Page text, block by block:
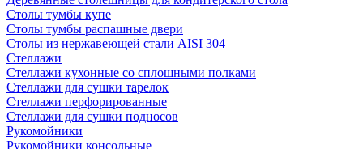
Столы тумбы купе
Столы тумбы распашные двери
Столы из нержавеющей стали AISI 304
Стеллажи
Стеллажи кухонные со сплошными полками
Стеллажи для сушки тарелок
Стеллажи перфорированные
Стеллажи для сушки подносов
Рукомойники
Рукомойники консольные